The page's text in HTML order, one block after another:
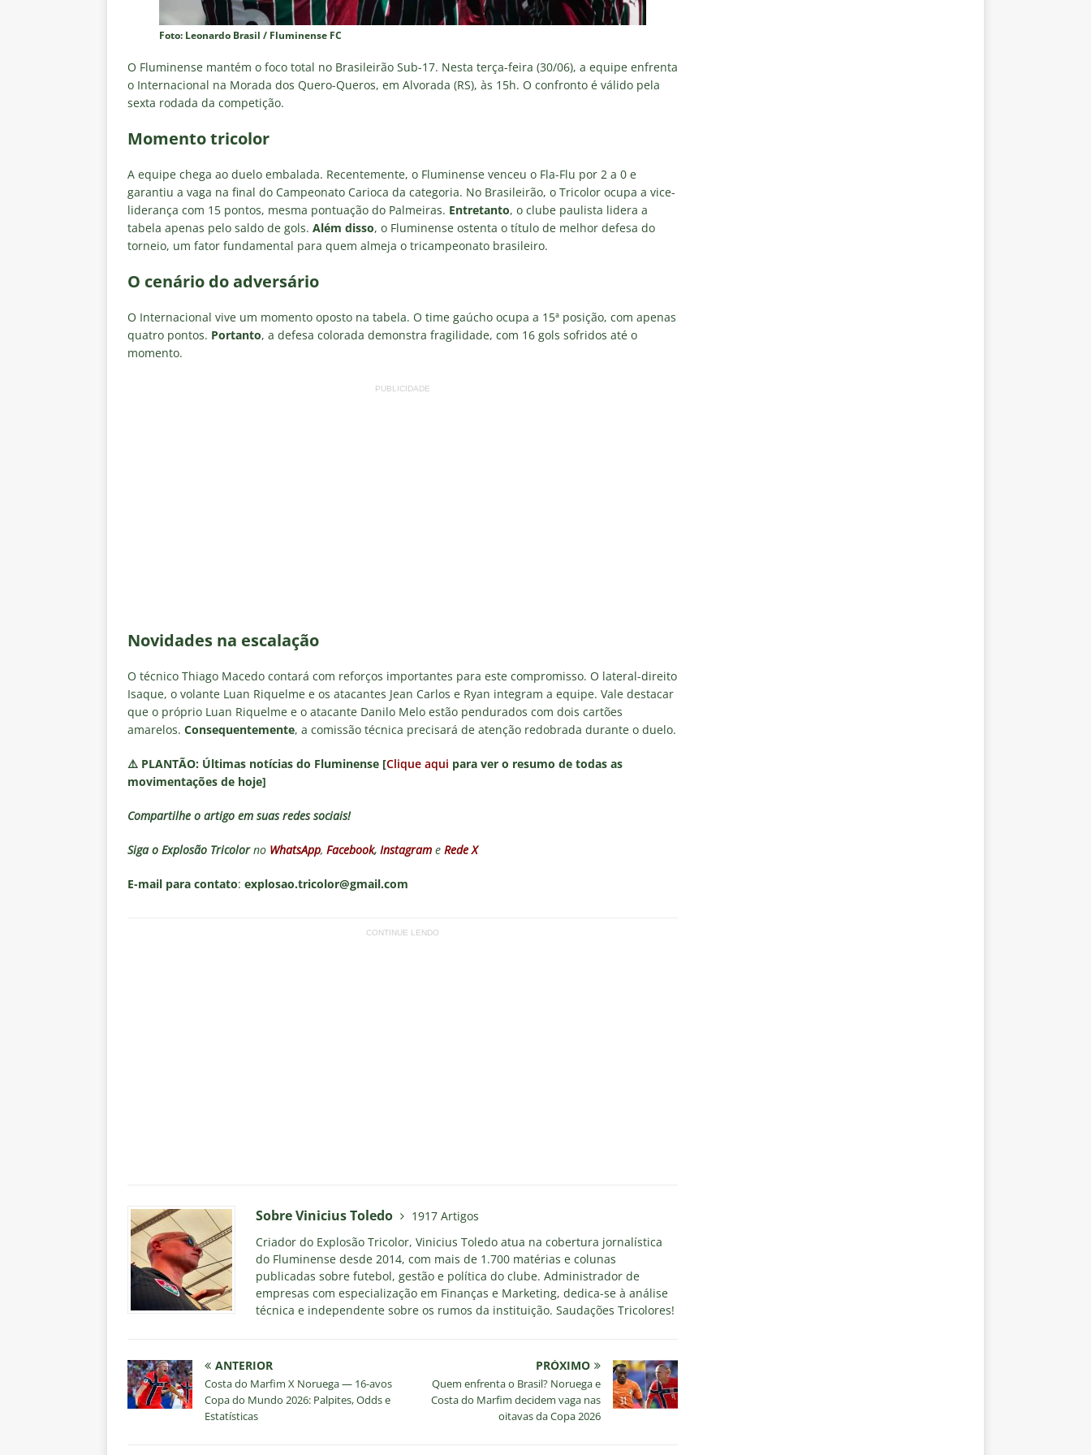
Foto: Leonardo Brasil / Fluminense FC
O Fluminense mantém o foco total no Brasileirão Sub-17. Nesta terça-feira (30/06), a equipe enfrenta
o Internacional na Morada dos Quero-Queros, em Alvorada (RS), às 15h. O confronto é válido pela
sexta rodada da competição.
Momento tricolor
A equipe chega ao duelo embalada. Recentemente, o Fluminense venceu o Fla-Flu por 2 a 0 e
garantiu a vaga na final do Campeonato Carioca da categoria. No Brasileirão, o Tricolor ocupa a vice-
liderança com 15 pontos, mesma pontuação do Palmeiras. Entretanto, o clube paulista lidera a
tabela apenas pelo saldo de gols. Além disso, o Fluminense ostenta o título de melhor defesa do
torneio, um fator fundamental para quem almeja o tricampeonato brasileiro.
O cenário do adversário
O Internacional vive um momento oposto na tabela. O time gaúcho ocupa a 15ª posição, com apenas
quatro pontos. Portanto, a defesa colorada demonstra fragilidade, com 16 gols sofridos até o
momento.
PUBLICIDADE
Novidades na escalação
O técnico Thiago Macedo contará com reforços importantes para este compromisso. O lateral-direito
Isaque, o volante Luan Riquelme e os atacantes Jean Carlos e Ryan integram a equipe. Vale destacar
que o próprio Luan Riquelme e o atacante Danilo Melo estão pendurados com dois cartões
amarelos. Consequentemente, a comissão técnica precisará de atenção redobrada durante o duelo.
⚠️ PLANTÃO: Últimas notícias do Fluminense [Clique aqui para ver o resumo de todas as
movimentações de hoje]
Compartilhe o artigo em suas redes sociais!
Siga o Explosão Tricolorno WhatsApp, Facebook, Instagram e Rede X
E-mail para contato: explosao.tricolor@gmail.com
CONTINUE LENDO
Sobre Vinicius Toledo
1917 Artigos
Criador do Explosão Tricolor, Vinicius Toledo atua na cobertura jornalística
do Fluminense desde 2014, com mais de 1.700 matérias e colunas
publicadas sobre futebol, gestão e política do clube. Administrador de
empresas com especialização em Finanças e Marketing, dedica-se à análise
técnica e independente sobre os rumos da instituição. Saudações Tricolores!
ANTERIOR
Costa do Marfim X Noruega — 16-avos
Copa do Mundo 2026: Palpites, Odds e
Estatísticas
PRÓXIMO
Quem enfrenta o Brasil? Noruega e
Costa do Marfim decidem vaga nas
oitavas da Copa 2026